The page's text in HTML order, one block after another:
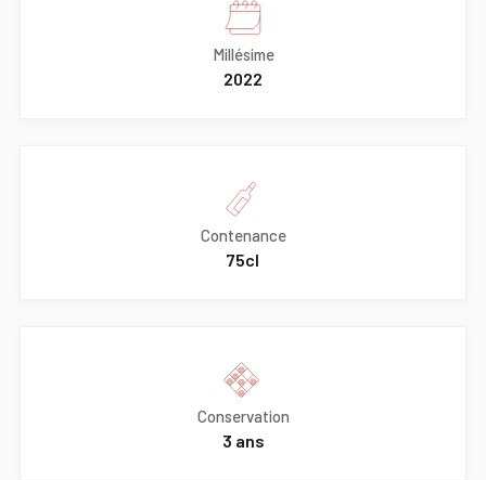
Millésime
2022
Contenance
75cl
Conservation
3 ans